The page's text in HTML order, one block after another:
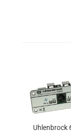
Uhlenbrock